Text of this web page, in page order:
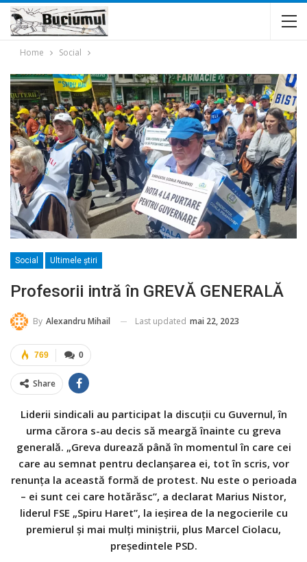
Home Social
Social Ultimele ştiri
Profesorii intră în GREVĂ GENERALĂ
By Alexandru Mihail Last updated mai 22, 2023
0
769
Share
Liderii sindicali au participat la discuții cu Guvernul, în
urma cărora s-au decis să meargă înainte cu greva
generală. „Greva durează până în momentul în care cei
care au semnat pentru declanșarea ei, tot în scris, vor
renunța la această formă de protest. Nu este o perioada
– ei sunt cei care hotărăsc”, a declarat Marius Nistor,
liderul FSE „Spiru Haret”, la ieșirea de la negocierile cu
premierul și mai mulți miniștrii, plus Marcel Ciolacu,
președintele PSD.